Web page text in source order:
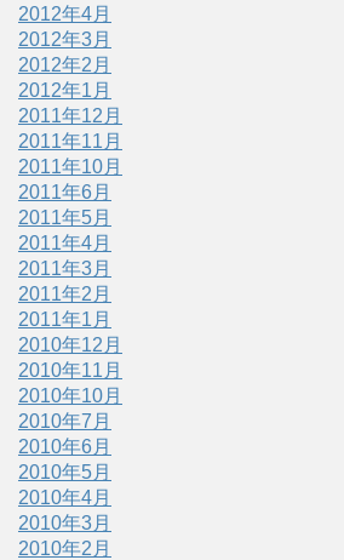
2012年4月
2012年3月
2012年2月
2012年1月
2011年12月
2011年11月
2011年10月
2011年6月
2011年5月
2011年4月
2011年3月
2011年2月
2011年1月
2010年12月
2010年11月
2010年10月
2010年7月
2010年6月
2010年5月
2010年4月
2010年3月
2010年2月